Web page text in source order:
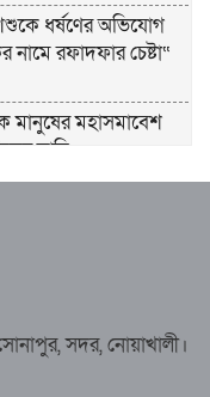
ধর্ষণের অভিযোগ
নামে রফাদফার চেষ্টা“
মানুষের মহাসমাবেশ
দাবি
প্রস্তুতি
মানুষ
‘অদম্য
সদর, নোয়াখালী।